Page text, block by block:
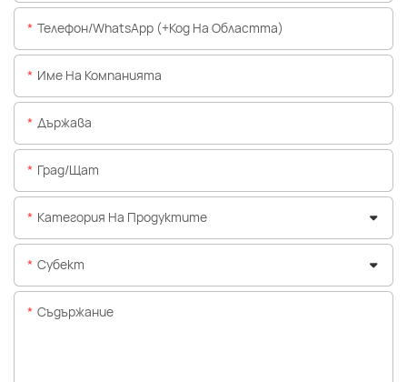
Телефон/WhatsApp (+Код На Областта)
Име На Компанията
Държава
Град/щат
Категория На Продуктите
Субект
Съдържание